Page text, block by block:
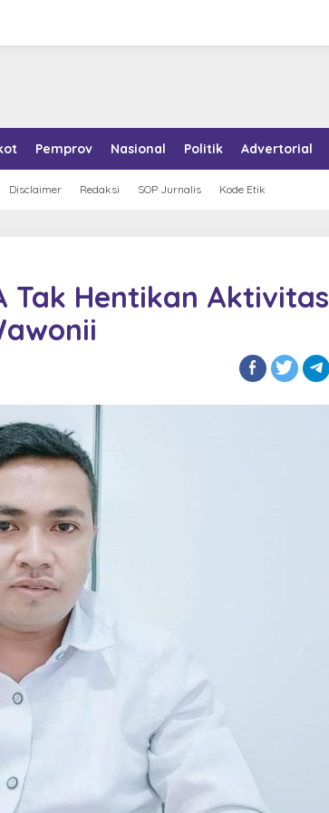
Pemprov Nasional Politik Advertorial
Disclaimer Redaksi SOP Jurnalis Kode Etik
Tak Hentikan Aktivitas